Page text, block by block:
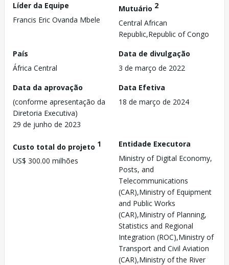
Líder da Equipe
Francis Eric Ovanda Mbele
Mutuário 2
Central African
Republic,Republic of Congo
País
África Central
Data de divulgação
3 de março de 2022
Data da aprovação
(conforme apresentação da
Diretoria Executiva)
29 de junho de 2023
Data Efetiva
18 de março de 2024
Custo total do projeto 1
US$ 300.00 milhões
Entidade Executora
Ministry of Digital Economy,
Posts, and
Telecommunications
(CAR),Ministry of Equipment
and Public Works
(CAR),Ministry of Planning,
Statistics and Regional
Integration (ROC),Ministry of
Transport and Civil Aviation
(CAR),Ministry of the River